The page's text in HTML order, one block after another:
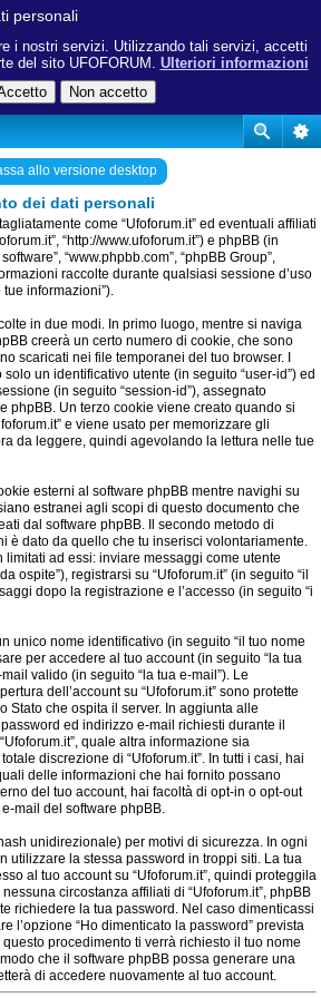
i nostri servizi. Utilizzando tali servizi, accetti
del sito UFOFORUM. Ulteriori informazioni
personali
allo versione desktop
dei dati personali
come “Ufoforum.it” ed eventuali affiliati
“http://www.ufoforum.it”) e phpBB (in
“www.phpbb.com”, “phpBB Group”,
raccolte durante qualsiasi sessione d’uso
informazioni”).
in due modi. In primo luogo, mentre si naviga
creerà un certo numero di cookie, che sono
scaricati nei file temporanei del tuo browser. I
un identificativo utente (in seguito “user-id”) ed
(in seguito “session-id”), assegnato
phpBB. Un terzo cookie viene creato quando si
e viene usato per memorizzare gli
da leggere, quindi agevolando la lettura nelle tue
esterni al software phpBB mentre navighi su
estranei agli scopi di questo documento che
dal software phpBB. Il secondo metodo di
è dato da quello che tu inserisci volontariamente.
ad essi: inviare messaggi come utente
ospite”), registrarsi su “Ufoforum.it” (in seguito “il
dopo la registrazione e l’accesso (in seguito “i
unico nome identificativo (in seguito “il tuo nome
per accedere al tuo account (in seguito “la tua
valido (in seguito “la tua e-mail”). Le
dell’account su “Ufoforum.it” sono protette
Stato che ospita il server. In aggiunta alle
ed indirizzo e-mail richiesti durante il
quale altra informazione sia
discrezione di “Ufoforum.it”. In tutti i casi, hai
delle informazioni che hai fornito possano
del tuo account, hai facoltà di opt-in o opt-out
mail del software phpBB.
unidirezionale) per motivi di sicurezza. In ogni
utilizzare la stessa password in troppi siti. La tua
al tuo account su “Ufoforum.it”, quindi proteggila
circostanza affiliati di “Ufoforum.it”, phpBB
richiedere la tua password. Nel caso dimenticassi
l’opzione “Ho dimenticato la password” prevista
procedimento ti verrà richiesto il tuo nome
che il software phpBB possa generare una
di accedere nuovamente al tuo account.